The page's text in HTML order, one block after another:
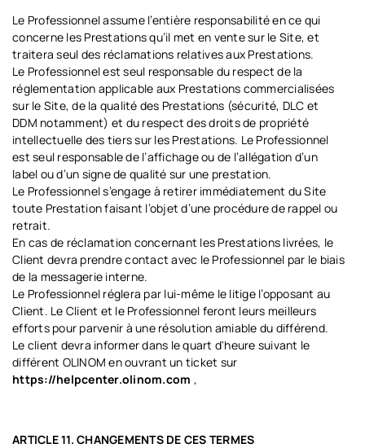
Le Professionnel assume l’entière responsabilité en ce qui
concerne les Prestations qu’il met en vente sur le Site, et
traitera seul des réclamations relatives aux Prestations.
Le Professionnel est seul responsable du respect de la
réglementation applicable aux Prestations commercialisées
sur le Site, de la qualité des Prestations (sécurité, DLC et
DDM notamment) et du respect des droits de propriété
intellectuelle des tiers sur les Prestations. Le Professionnel
est seul responsable de l’affichage ou de l’allégation d’un
label ou d’un signe de qualité sur une prestation.
Le Professionnel s’engage à retirer immédiatement du Site
toute Prestation faisant l’objet d’une procédure de rappel ou
retrait.
En cas de réclamation concernant les Prestations livrées, le
Client devra prendre contact avec le Professionnel par le biais
de la messagerie interne.
Le Professionnel réglera par lui-même le litige l’opposant au
Client. Le Client et le Professionnel feront leurs meilleurs
efforts pour parvenir à une résolution amiable du différend.
Le client devra informer dans le quart d'heure suivant le
différent OLINOM en ouvrant un ticket sur
https://helpcenter.olinom.com ,
ARTICLE 11. CHANGEMENTS DE CES TERMES